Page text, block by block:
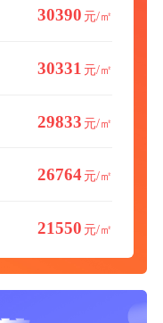
30390 元/㎡
30331 元/㎡
29833 元/㎡
26764 元/㎡
21550 元/㎡